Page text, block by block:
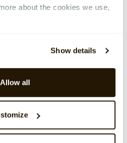
about the cookies we use,
Show details
Allow all